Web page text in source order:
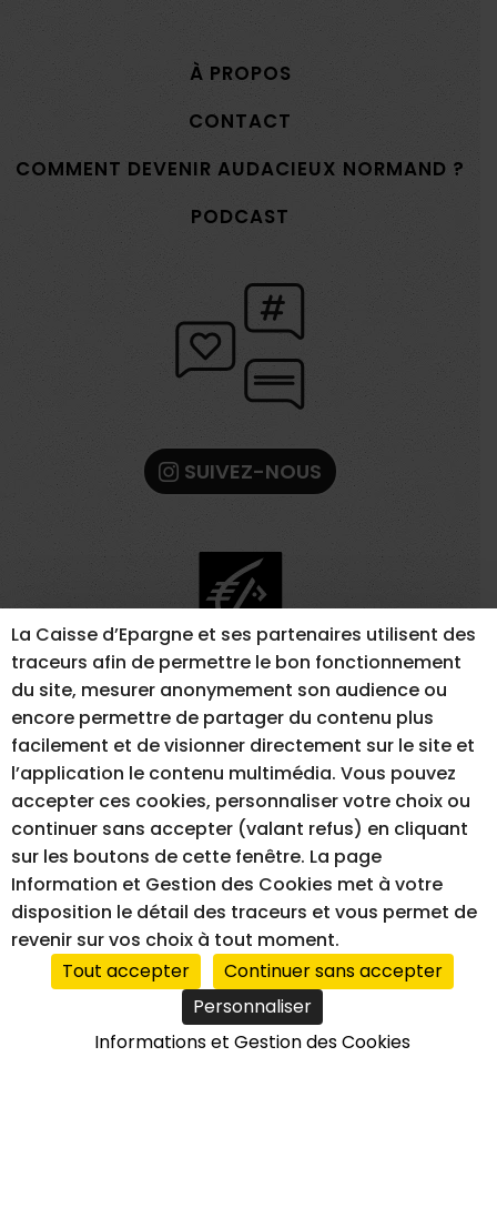
À PROPOS
CONTACT
COMMENT DEVENIR AUDACIEUX NORMAND ?
PODCAST
SUIVEZ-NOUS
MENTIONS LÉGALES
GESTION DES COOKIES
ACCESSIBILITÉ – NON CONFORME
RÉALISATION DU SITE INTERNET
La Caisse d’Epargne et ses partenaires utilisent des
traceurs afin de permettre le bon fonctionnement
du site, mesurer anonymement son audience ou
encore permettre de partager du contenu plus
facilement et de visionner directement sur le site et
l’application le contenu multimédia. Vous pouvez
accepter ces cookies, personnaliser votre choix ou
continuer sans accepter (valant refus) en cliquant
sur les boutons de cette fenêtre. La page
Information et Gestion des Cookies met à votre
disposition le détail des traceurs et vous permet de
revenir sur vos choix à tout moment.
Tout accepter
Continuer sans accepter
Personnaliser
Informations et Gestion des Cookies